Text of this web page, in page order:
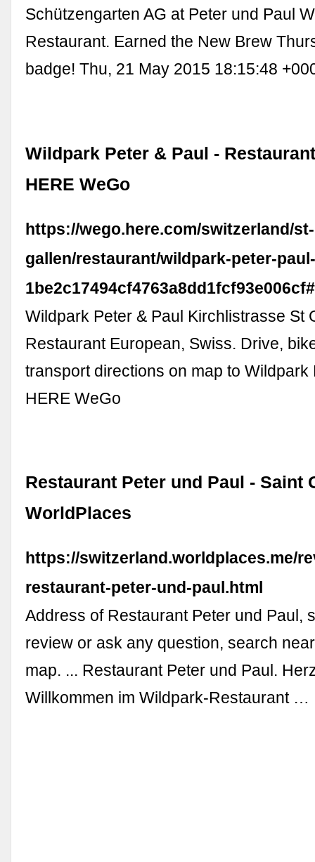
Schützengarten AG at Peter und Paul
Restaurant. Earned the New Brew
badge! Thu, 21 May 2015 18:15:48
Wildpark Peter & Paul -
HERE WeGo
https://wego.here.com/switzerland/st-
gallen/restaurant/wildpark-peter-
Wildpark Peter & Paul Kirchlistrasse St
Restaurant European, Swiss. Drive,
transport directions on map to Wildpark
HERE WeGo
Restaurant Peter und Paul -
WorldPlaces
https://switzerland.worldplaces.me/
restaurant-peter-und-paul.html
Address of Restaurant Peter und Paul,
review or ask any question, search
map. ... Restaurant Peter und Paul.
Willkommen im Wildpark-Restaurant …